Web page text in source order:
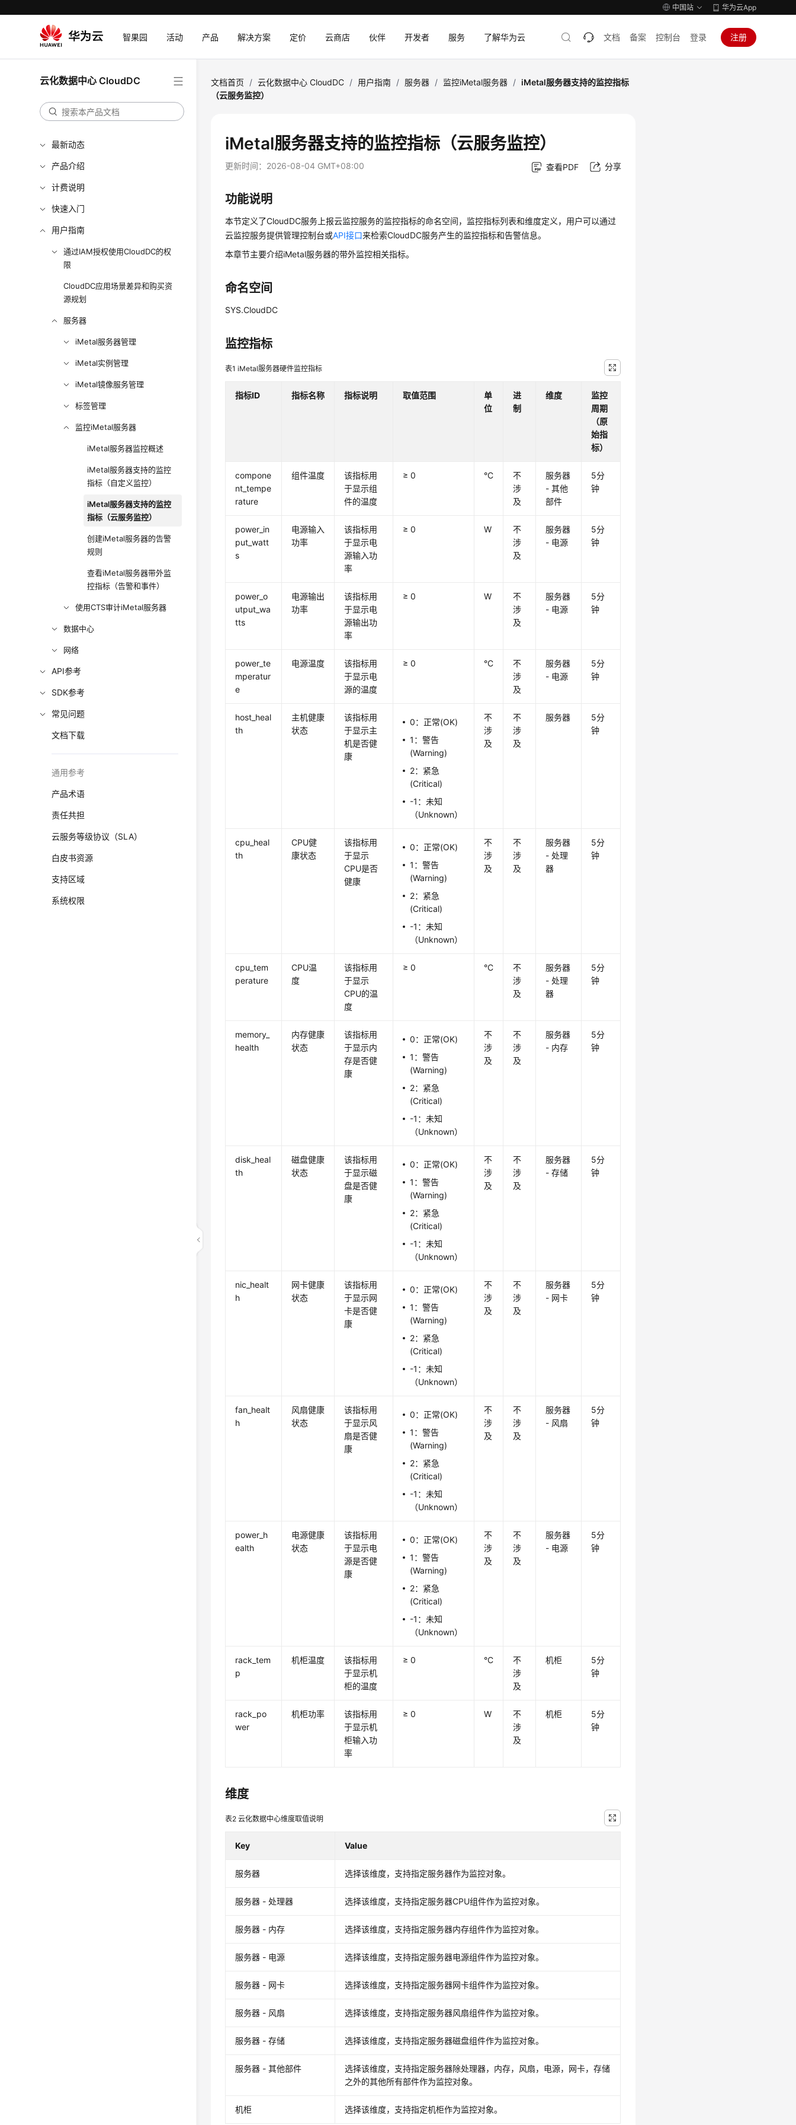
中国站 华为云App
智果园 活动 产品 解决方案 定价 云商店 伙伴 开发者 服务 了解华为云 文档 备案 控制台 登录 注册
云化数据中心 CloudDC
最新动态
产品介绍
计费说明
快速入门
用户指南
通过IAM授权使用CloudDC的权
限
CloudDC应用场景差异和购买资
源规划
服务器
iMetal服务器管理
iMetal实例管理
iMetal镜像服务管理
标签管理
监控iMetal服务器
iMetal服务器监控概述
iMetal服务器支持的监控
指标（自定义监控）
iMetal服务器支持的监控
指标（云服务监控）
创建iMetal服务器的告警
规则
查看iMetal服务器带外监
控指标（告警和事件）
使用CTS审计iMetal服务器
数据中心
网络
API参考
SDK参考
常见问题
文档下载
通用参考
产品术语
责任共担
云服务等级协议（SLA）
白皮书资源
支持区域
系统权限
文档首页 / 云化数据中心 CloudDC / 用户指南 / 服务器 / 监控iMetal服务器 / iMetal服务器支持的监控指标
（云服务监控）
iMetal服务器支持的监控指标（云服务监控）
更新时间： 2026-08-04 GMT+08:00 查看PDF 分享
功能说明
本节定义了CloudDC服务上报云监控服务的监控指标的命名空间，监控指标列表和维度定义，用户可以通过
云监控服务提供管理控制台或API接口来检索CloudDC服务产生的监控指标和告警信息。
本章节主要介绍iMetal服务器的带外监控相关指标。
命名空间
SYS.CloudDC
监控指标
表1iMetal服务器硬件监控指标
指标ID 指标名称 指标说明 取值范围
单
位
进
制
维度
监控
周期
（原
始指
标）
compone
nt_tempe
rature
组件温度
该指标用
于显示组
件的温度
≥ 0 °C
不
涉
及
服务器
- 其他
部件
5分
钟
power_in
put_watt
s
电源输入
功率
该指标用
于显示电
源输入功
率
≥ 0 W
不
涉
及
服务器
- 电源
5分
钟
power_o
utput_wa
tts
电源输出
功率
该指标用
于显示电
源输出功
率
≥ 0 W
不
涉
及
服务器
- 电源
5分
钟
power_te
mperatur
e
电源温度
该指标用
于显示电
源的温度
≥ 0 °C
不
涉
及
服务器
- 电源
5分
钟
host_heal
th
主机健康
状态
该指标用
于显示主
机是否健
康
0：正常(OK)
1：警告
(Warning)
2：紧急
(Critical)
-1：未知
（Unknown）
不
涉
及
不
涉
及
服务器
5分
钟
cpu_heal
th
CPU健
康状态
该指标用
于显示
CPU是否
健康
0：正常(OK)
1：警告
(Warning)
2：紧急
(Critical)
-1：未知
（Unknown）
不
涉
及
不
涉
及
服务器
- 处理
器
5分
钟
cpu_tem
perature
CPU温
度
该指标用
于显示
CPU的温
度
≥ 0 °C
不
涉
及
服务器
- 处理
器
5分
钟
memory_
health
内存健康
状态
该指标用
于显示内
存是否健
康
0：正常(OK)
1：警告
(Warning)
2：紧急
(Critical)
-1：未知
（Unknown）
不
涉
及
不
涉
及
服务器
- 内存
5分
钟
disk_heal
th
磁盘健康
状态
该指标用
于显示磁
盘是否健
康
0：正常(OK)
1：警告
(Warning)
2：紧急
(Critical)
-1：未知
（Unknown）
不
涉
及
不
涉
及
服务器
- 存储
5分
钟
nic_healt
h
网卡健康
状态
该指标用
于显示网
卡是否健
康
0：正常(OK)
1：警告
(Warning)
2：紧急
(Critical)
-1：未知
（Unknown）
不
涉
及
不
涉
及
服务器
- 网卡
5分
钟
fan_healt
h
风扇健康
状态
该指标用
于显示风
扇是否健
康
0：正常(OK)
1：警告
(Warning)
2：紧急
(Critical)
-1：未知
（Unknown）
不
涉
及
不
涉
及
服务器
- 风扇
5分
钟
power_h
ealth
电源健康
状态
该指标用
于显示电
源是否健
康
0：正常(OK)
1：警告
(Warning)
2：紧急
(Critical)
-1：未知
（Unknown）
不
涉
及
不
涉
及
服务器
- 电源
5分
钟
rack_tem
p
机柜温度
该指标用
于显示机
柜的温度
≥ 0 °C
不
涉
及
机柜
5分
钟
rack_po
wer
机柜功率
该指标用
于显示机
柜输入功
率
≥ 0 W
不
涉
及
机柜
5分
钟
维度
表2云化数据中心维度取值说明
Key Value
服务器 选择该维度，支持指定服务器作为监控对象。
服务器 - 处理器 选择该维度，支持指定服务器CPU组件作为监控对象。
服务器 - 内存 选择该维度，支持指定服务器内存组件作为监控对象。
服务器 - 电源 选择该维度，支持指定服务器电源组件作为监控对象。
服务器 - 网卡 选择该维度，支持指定服务器网卡组件作为监控对象。
服务器 - 风扇 选择该维度，支持指定服务器风扇组件作为监控对象。
服务器 - 存储 选择该维度，支持指定服务器磁盘组件作为监控对象。
服务器 - 其他部件
选择该维度，支持指定服务器除处理器，内存，风扇，电源，网卡，存储
之外的其他所有部件作为监控对象。
机柜 选择该维度，支持指定机柜作为监控对象。